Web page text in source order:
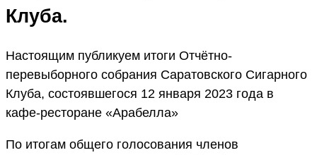
Клуба.
Настоящим публикуем итоги Отчётно-
перевыборного собрания Саратовского Сигарного
Клуба, состоявшегося 12 января 2023 года в
кафе-ресторане «Арабелла»
По итогам общего голосования членов